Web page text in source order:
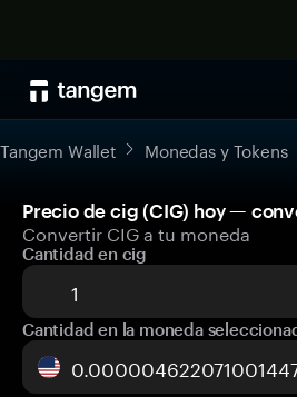
Tangem Wallet Monedas y Tokens
Precio de cig (CIG) hoy —
Convertir CIG a tu moneda
Cantidad en cig
Cantidad en la moneda